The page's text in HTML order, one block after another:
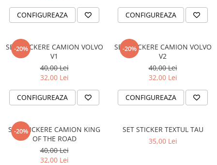
STICKERE MARI
STICKERE CAMIOANE
IVECO
MAN
MERCEDES CAMIOANE
VOLVO CAMIOANE
18+ STICKER
4X4/OFF ROAD STICKER
BABY ON BOARD
TRICOURI PENTRU SOFERI DE
CAMION
TRICOURI SOFERI SI SOFERITE
CONFIGUREAZA CONFIGUREAZA
-20%
SET STICKERE CAMION VOLVO
V1
40,00 Lei
32,00 Lei
CONFIGUREAZA
-20%
SET STICKERE CAMION VOLVO
V2
40,00 Lei
32,00 Lei
CONFIGUREAZA
-20%
SET STICKERE CAMION KING
OF THE ROAD
40,00 Lei
32,00 Lei
SET STICKER TEXTUL TAU
35,00 Lei